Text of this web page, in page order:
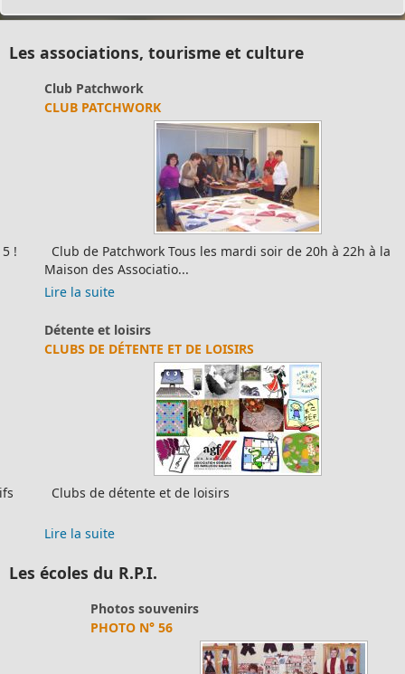
Les associations, tourisme et culture
Club Patchwork
CLUB PATCHWORK
Club de Patchwork Tous les mardi soir de 20h à 22h à la
Maison des Associatio...
Lire la suite
Détente et loisirs
CLUBS DE DÉTENTE ET DE LOISIRS
Clubs de détente et de loisirs
Lire la suite
Les écoles du R.P.I.
Photos souvenirs